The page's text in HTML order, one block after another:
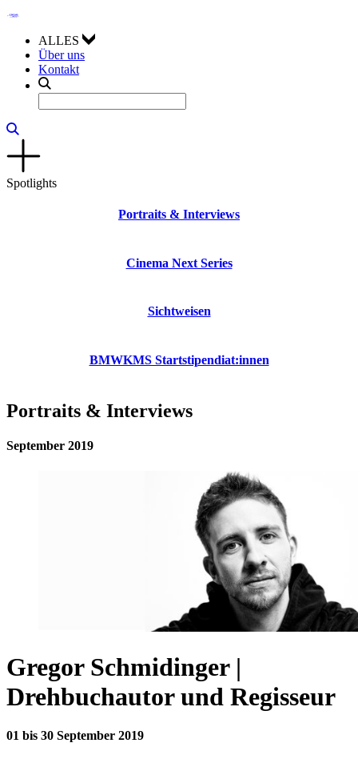
ALLES
Über uns
Kontakt
Spotlights
Portraits & Interviews
Cinema Next Series
Sichtweisen
BMWKMS Startstipendiat:innen
Portraits & Interviews
September 2019
Gregor Schmidinger |
Drehbuchautor und Regisseur
01 bis 30 September 2019